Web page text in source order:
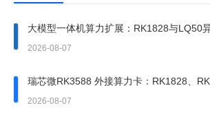
大模型一体机算力扩展：RK1828与LQ50
2026-08-07
瑞芯微RK3588 外接算力卡：RK1828、
哪一张？
2026-08-07